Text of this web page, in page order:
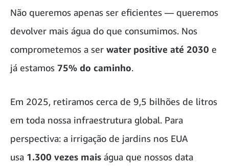
Não queremos apenas ser eficientes — queremos
devolver mais água do que consumimos. Nos
comprometemos a ser water positive até 2030 e
já estamos 75% do caminho.
Em 2025, retiramos cerca de 9,5 bilhões de litros
em toda nossa infraestrutura global. Para
perspectiva: a irrigação de jardins nos EUA
usa 1.300 vezes mais água que nossos data